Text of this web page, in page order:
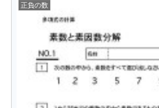
正負の数